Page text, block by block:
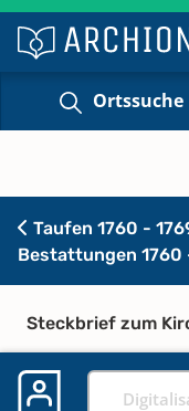
Ortssuche
Taufen 1760 -
Bestattungen 1760
Steckbrief zum